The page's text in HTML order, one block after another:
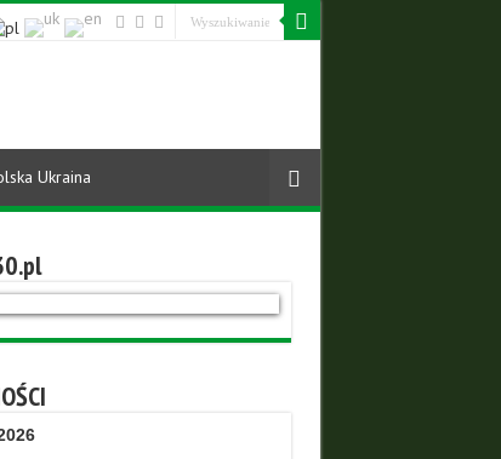
Ukraina